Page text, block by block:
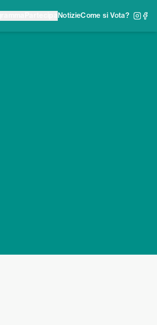
NotizieCome si Vota?